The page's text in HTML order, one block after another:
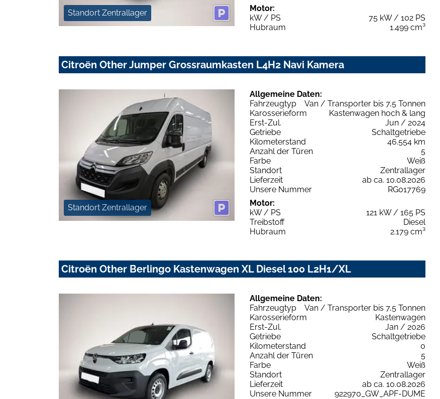
Standort Zentrallager
Motor:
kW / PS
75 kW / 102 PS
Hubraum
1.499 cm³
Citroën Other Jumper Grossraumkasten L4H2 Navi Kamera
Standort Zentrallager
Allgemeine Daten:
Fahrzeugtyp
Van / Transporter bis 7,5 Tonnen
Karosserieform
Kastenwagen hoch & lang
Erst-Zul.
Jun / 2024
Getriebe
Schaltgetriebe
Kilometerstand
46.554 km
Anzahl der Türen
5
Farbe
Weiß
Standort
Zentrallager
Lieferzeit
ab ca. 10.08.2026
Unsere Nummer
RG017769
Motor:
kW / PS
121 kW / 165 PS
Treibstoff
Diesel
Hubraum
2.179 cm³
Citroën Other Berlingo Kastenwagen XL Diesel 100 L2H1/XL
Allgemeine Daten:
Fahrzeugtyp
Van / Transporter bis 7,5 Tonnen
Karosserieform
Kastenwagen
Erst-Zul.
Jan / 2026
Getriebe
Schaltgetriebe
Kilometerstand
0
Anzahl der Türen
5
Farbe
Weiß
Standort
Zentrallager
Lieferzeit
ab ca. 10.08.2026
Unsere Nummer
922970_GW_APF-DUME